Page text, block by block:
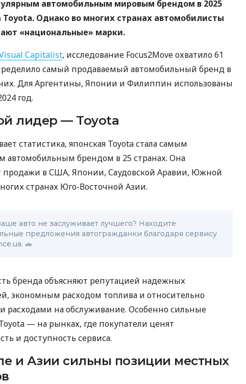
автомобильным мировым брендом в 2025
Toyota. Однако во многих странах автомобилисты
«национальные» марки.
Capitalist, исследование Focus2Move охватило 61
самый продаваемый автомобильный бренд в
Для Аргентины, Японии и Филиппин использованы
год.
лидер — Toyota
статистика, японская Toyota стала самым
автомобильным брендом в 25 странах. Она
продажи в США, Японии, Саудовской Аравии, Южной
странах Юго-Восточной Азии.
авто не заслуживает лучшего? Находите
предложения автогражданки благодаря сервису
🚗
бренда объясняют репутацией надежных
экономным расходом топлива и относительно
расходами на обслуживание. Особенно сильные
— на рынках, где покупатели ценят
и доступность сервиса.
и Азии сильны позиции местных